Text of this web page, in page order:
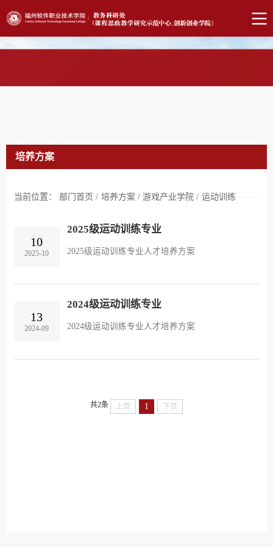
培养方案
当前位置： 部门首页 / 培养方案 / 游戏产业学院 / 运动训练
10
2025-10
2025级运动训练专业
2025级运动训练专业人才培养方案
13
2024-09
2024级运动训练专业
2024级运动训练专业人才培养方案
共2条 上页 1 下页